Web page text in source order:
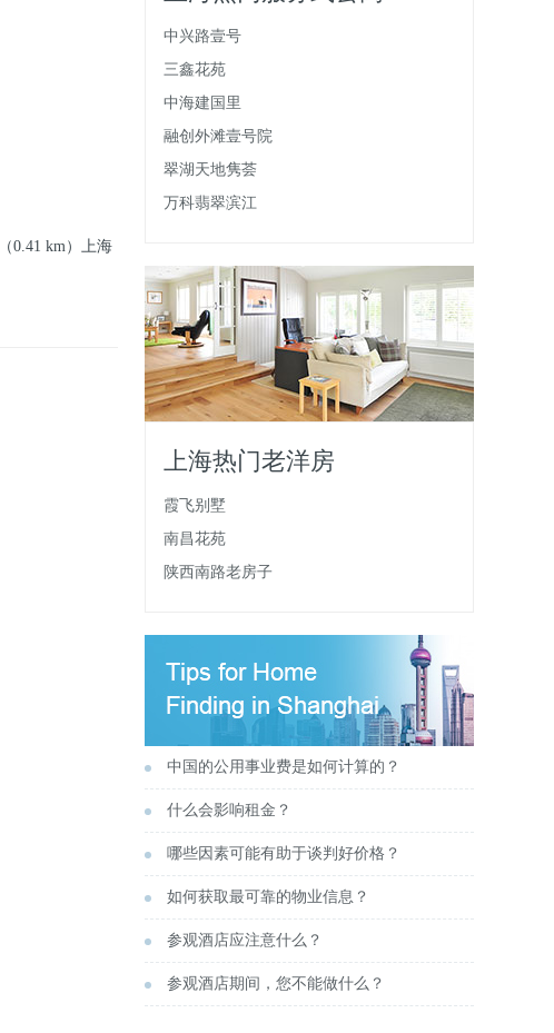
（0.41 km） 上海
中兴路壹号
三鑫花苑
中海建国里
融创外滩壹号院
翠湖天地隽荟
万科翡翠滨江
上海热门老洋房
霞飞别墅
南昌花苑
陕西南路老房子
中国的公用事业费是如何计算的？
什么会影响租金？
哪些因素可能有助于谈判好价格？
如何获取最可靠的物业信息？
参观酒店应注意什么？
参观酒店期间，您不能做什么？